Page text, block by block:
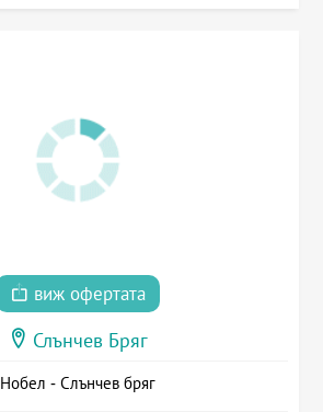
виж офертата
Слънчев Бряг
Нобел - Слънчев бряг